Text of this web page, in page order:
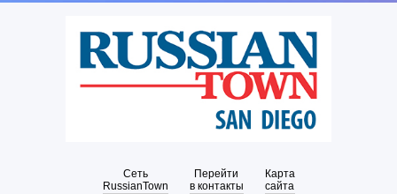
Сеть
RussianTown
Перейти
в контакты
Карта
сайта